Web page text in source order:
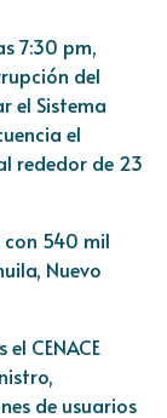
7:30 pm,
del
el Sistema
el
rededor de 23
con 540 mil
Nuevo
CENACE
de usuarios